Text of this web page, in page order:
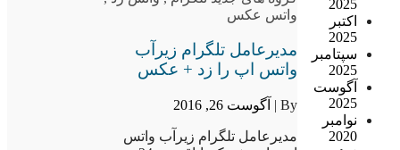
2025
اکتبر
2025
سپتامبر
2025
آگوست
2025
نوامبر
2020
واتس عکس
مدیرعامل تلگرام زیرآب
واتس اپ را زد + عکس
By | آگوست 26, 2016
مدیرعامل تلگرام زیرآب واتس